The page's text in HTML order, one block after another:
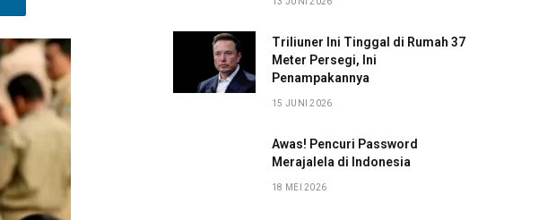
Triliuner Ini Tinggal di Rumah 37
Meter Persegi, Ini
Penampakannya
15 JUNI 2026
Awas! Pencuri Password
Merajalela di Indonesia
18 MEI 2026